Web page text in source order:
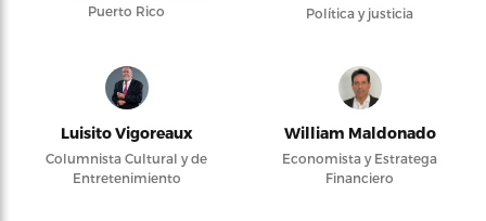
Puerto Rico
Política y justicia
Luisito Vigoreaux
Columnista Cultural y de
Entretenimiento
William Maldonado
Economista y Estratega
Financiero